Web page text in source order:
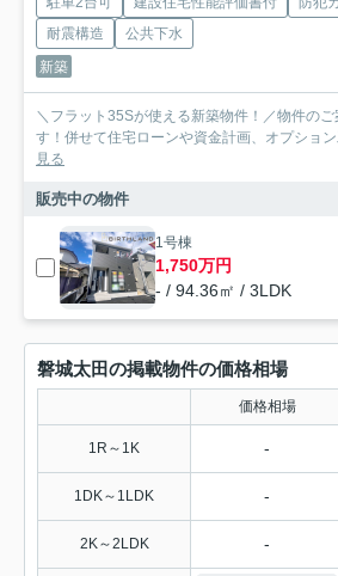
耐震構造
公共下水
新築
＼フラット35Sが使える新築物件！／物件の
す！併せて住宅ローンや資金計画、オプショ
見る
販売中の物件
1号棟
1,750万円
- / 94.36㎡ / 3LDK
磐城太田の掲載物件の価格相場
価格相場
1R～1K -
1DK～1LDK -
2K～2LDK -